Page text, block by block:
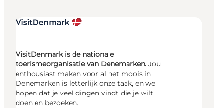
VisitDenmark is de nationale
toerismeorganisatie van Denemarken. Jou
enthousiast maken voor al het moois in
Denemarken is letterlijk onze taak, en we
hopen dat je veel dingen vindt die je wilt
doen en bezoeken.